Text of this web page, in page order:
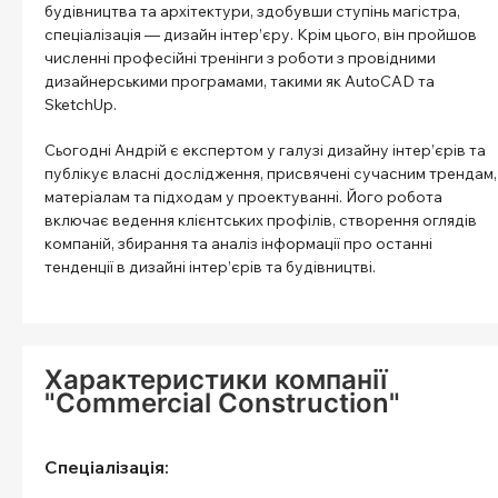
будівництва та архітектури, здобувши ступінь магістра,
спеціалізація — дизайн інтер’єру. Крім цього, він пройшов
численні професійні тренінги з роботи з провідними
дизайнерськими програмами, такими як AutoCAD та
SketchUp.
Сьогодні Андрій є експертом у галузі дизайну інтер’єрів та
публікує власні дослідження, присвячені сучасним трендам,
матеріалам та підходам у проектуванні. Його робота
включає ведення клієнтських профілів, створення оглядів
компаній, збирання та аналіз інформації про останні
тенденції в дизайні інтер’єрів та будівництві.
Характеристики компанії
"Commercial Construction"
Спеціалізація: